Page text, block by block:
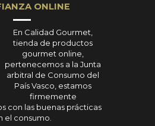
ONLINE
En Calidad Gourmet,
tienda de productos
gourmet online,
pertenecemos a la Junta
arbitral de Consumo del
País Vasco, estamos
firmemente
con las buenas prácticas
el consumo.